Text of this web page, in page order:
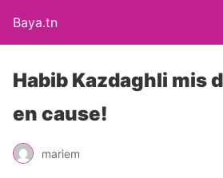
Baya.tn
Habib Kazdaghli mis
en cause!
mariem